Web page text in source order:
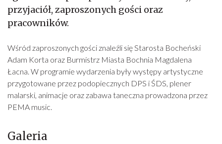
przyjaciół, zaproszonych gości oraz
pracowników.
Wśród zaproszonych gości znaleźli się Starosta Bocheński
Adam Korta oraz Burmistrz Miasta Bochnia Magdalena
Łacna. W programie wydarzenia były występy artystyczne
przygotowane przez podopiecznych DPS i ŚDS, plener
malarski, animacje oraz zabawa taneczna prowadzona przez
PEMA music.
Galeria